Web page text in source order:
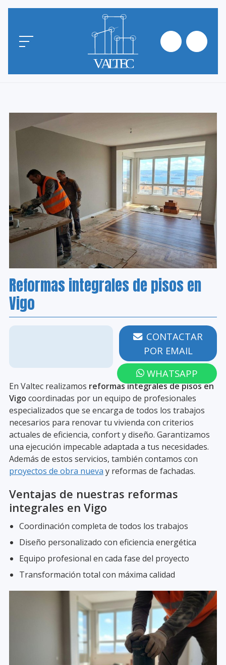
Reformas integrales de pisos en
Vigo
986 203 258
CONTACTAR
POR EMAIL
WHATSAPP
En Valtec realizamos reformas integrales de pisos en
Vigo coordinadas por un equipo de profesionales
especializados que se encarga de todos los trabajos
necesarios para renovar tu vivienda con criterios
actuales de eficiencia, confort y diseño. Garantizamos
una ejecución impecable adaptada a tus necesidades.
Además de estos servicios, también contamos con
proyectos de obra nueva y reformas de fachadas.
Ventajas de nuestras reformas
integrales en Vigo
Coordinación completa de todos los trabajos
Diseño personalizado con eficiencia energética
Equipo profesional en cada fase del proyecto
Transformación total con máxima calidad